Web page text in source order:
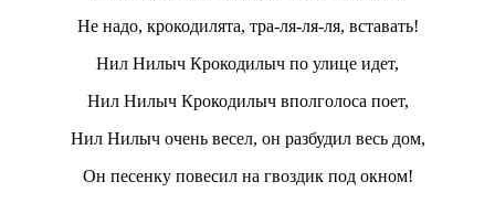
Не надо, крокодилята, тра-ля-ля-ля, вставать!
Нил Нилыч Крокодилыч по улице идет,
Нил Нилыч Крокодилыч вполголоса поет,
Нил Нилыч очень весел, он разбудил весь дом,
Он песенку повесил на гвоздик под окном!